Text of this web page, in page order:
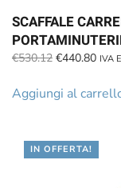
SCAFFALE
€530.12 Il
originale
€440.80IlIVA
Aggiungi al
IN OFFERTA!